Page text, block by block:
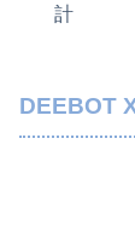
計
DEEBOT